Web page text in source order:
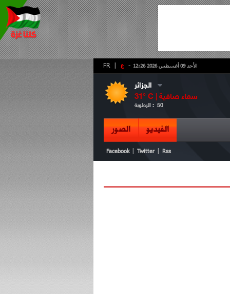
- ع FR الأحد 09 أغسطس 2026 12:26
الجزائر
31° C | سماء صافية
الرطوبة : 50
الفيديو الصور
Facebook Twitter Rss